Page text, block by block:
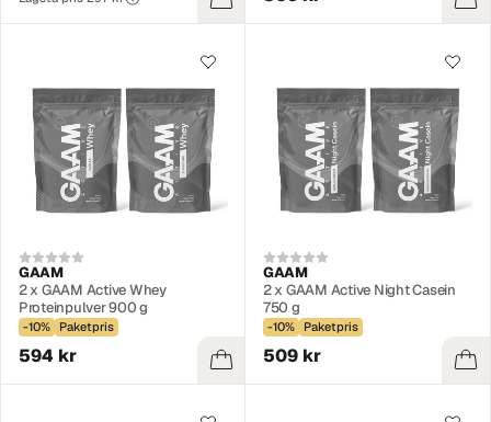
GAAM
2 x GAAM Active Whey
Proteinpulver 900 g
-10% Paketpris
594 kr
GAAM
2 x GAAM Active Night Casein
750 g
-10% Paketpris
509 kr